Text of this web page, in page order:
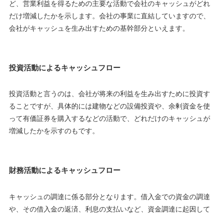
ど、営業利益を得るための主要な活動で会社のキャッシュがどれ
だけ増減したかを示します。会社の事業に直結していますので、
会社がキャッシュを生み出すための基幹部分といえます。
投資活動によるキャッシュフロー
投資活動と言うのは、会社が将来の利益を生み出すために投資す
ることですが、具体的には建物などの設備投資や、余剰資金を使
って有価証券を購入するなどの活動で、どれだけのキャッシュが
増減したかを示すのもです。
財務活動によるキャッシュフロー
キャッシュの調達に係る部分となります。借入金での資金の調達
や、その借入金の返済、利息の支払いなど、資金調達に起因して